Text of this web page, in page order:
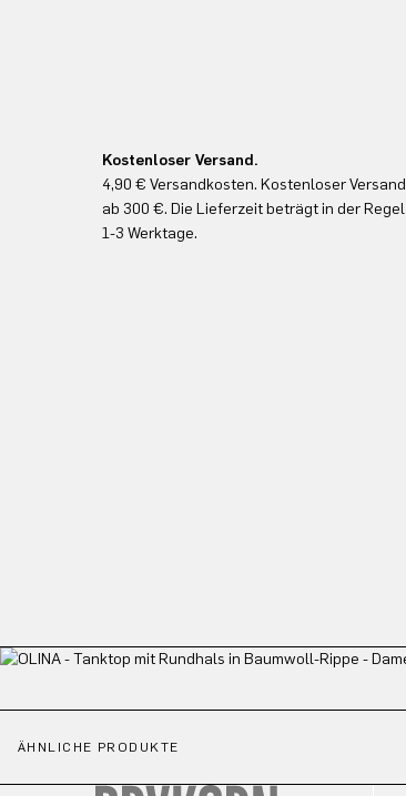
Kostenloser Versand.
4,90 € Versandkosten. Kostenloser Versand
ab 300 €. Die Lieferzeit beträgt in der Regel
1-3 Werktage.
ÄHNLICHE PRODUKTE